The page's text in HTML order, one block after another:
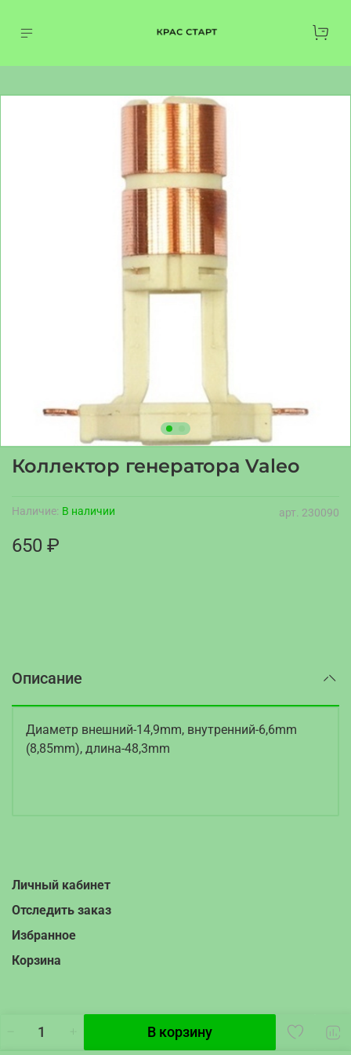
арт. 230090
Наличие: В наличии
Коллектор генератора Valeo
650 ₽
В корзину
Описание
Диаметр внешний-14,9mm, внутренний-6,6mm
(8,85mm), длина-48,3mm
Личный кабинет
Отследить заказ
Избранное
Корзина